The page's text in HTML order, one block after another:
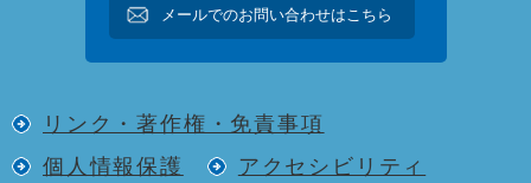
メールでのお問い合わせはこちら
リンク・著作権・免責事項
個人情報保護
アクセシビリティ